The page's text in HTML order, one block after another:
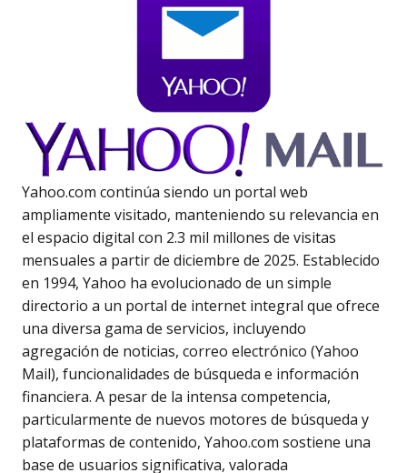
Yahoo.com continúa siendo un portal web
ampliamente visitado, manteniendo su relevancia en
el espacio digital con 2.3 mil millones de visitas
mensuales a partir de diciembre de 2025. Establecido
en 1994, Yahoo ha evolucionado de un simple
directorio a un portal de internet integral que ofrece
una diversa gama de servicios, incluyendo
agregación de noticias, correo electrónico (Yahoo
Mail), funcionalidades de búsqueda e información
financiera. A pesar de la intensa competencia,
particularmente de nuevos motores de búsqueda y
plataformas de contenido, Yahoo.com sostiene una
base de usuarios significativa, valorada